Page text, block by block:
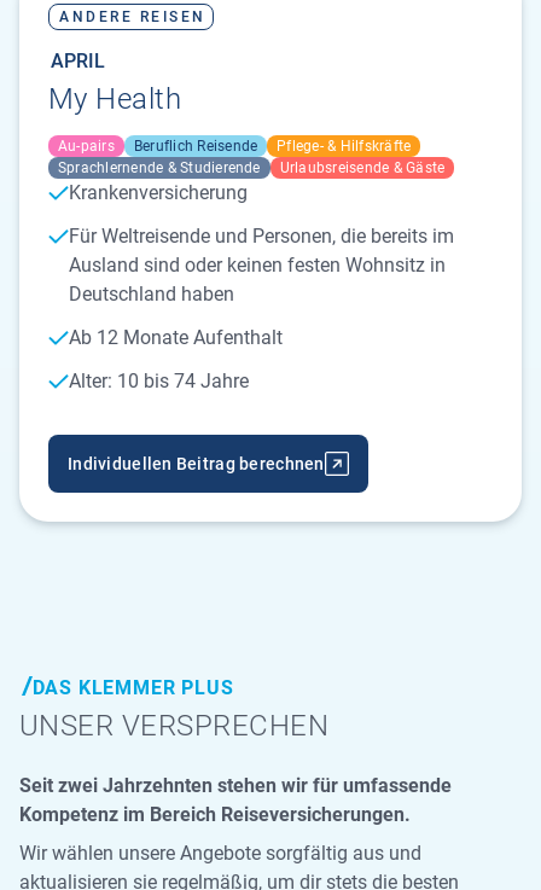
ANDERE REISEN
APRIL
My Health
Au-pairs Beruflich Reisende
Pflege- & Hilfskräfte
Sprachlernende & Studierende
Urlaubsreisende & Gäste
Krankenversicherung
Für Weltreisende und Personen, die bereits im
Ausland sind oder keinen festen Wohnsitz in
Deutschland haben
Ab 12 Monate Aufenthalt
Alter: 10 bis 74 Jahre
Individuellen Beitrag berechnen
DAS KLEMMER PLUS
UNSER VERSPRECHEN
Seit zwei Jahrzehnten stehen wir für umfassende
Kompetenz im Bereich Reiseversicherungen.
Wir wählen unsere Angebote sorgfältig aus und
aktualisieren sie regelmäßig, um dir stets die besten